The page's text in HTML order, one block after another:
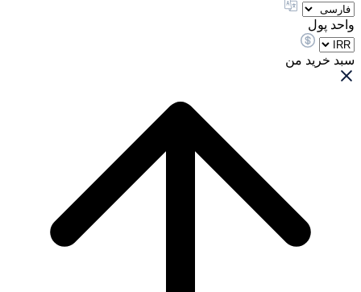
واحد پول
سبد خرید من